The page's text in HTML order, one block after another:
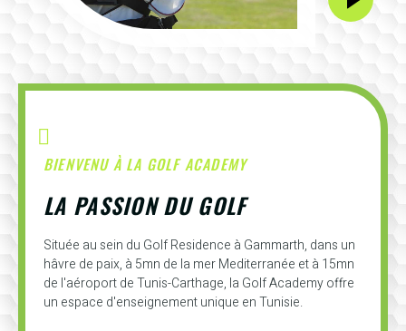
BIENVENU À LA GOLF ACADEMY
LA PASSION DU GOLF
Située au sein du Golf Residence à Gammarth, dans un
hâvre de paix, à 5mn de la mer Mediterranée et à 15mn
de l'aéroport de Tunis-Carthage, la Golf Academy offre
un espace d'enseignement unique en Tunisie.